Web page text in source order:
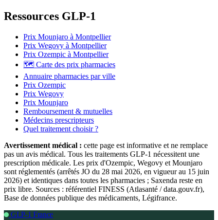
Ressources GLP-1
Prix Mounjaro à Montpellier
Prix Wegovy à Montpellier
Prix Ozempic à Montpellier
🗺️ Carte des prix pharmacies
Annuaire pharmacies par ville
Prix Ozempic
Prix Wegovy
Prix Mounjaro
Remboursement & mutuelles
Médecins prescripteurs
Quel traitement choisir ?
Avertissement médical : cette page est informative et ne remplace
pas un avis médical. Tous les traitements GLP-1 nécessitent une
prescription médicale. Les prix d'Ozempic, Wegovy et Mounjaro
sont réglementés (arrêtés JO du 28 mai 2026, en vigueur au 15 juin
2026) et identiques dans toutes les pharmacies ; Saxenda reste en
prix libre. Sources : référentiel FINESS (Atlasanté / data.gouv.fr),
Base de données publique des médicaments, Légifrance.
GLP-1 France